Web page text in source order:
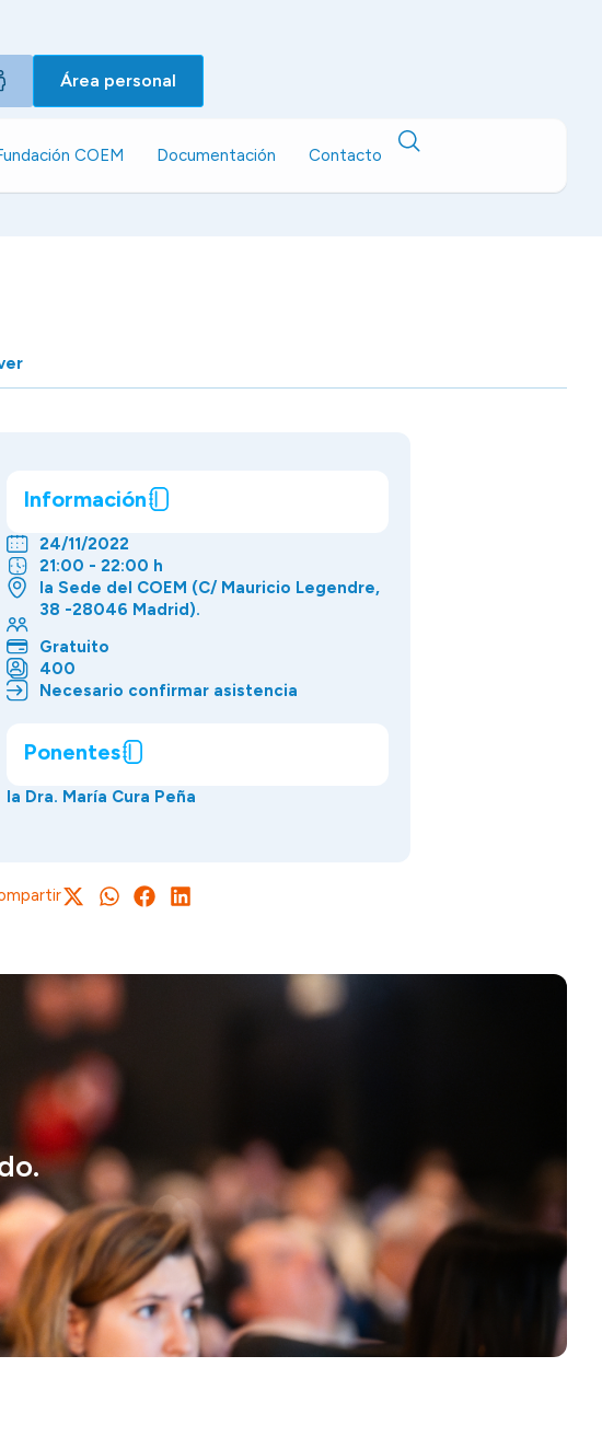
Área personal
COEM Documentación Contacto
Información
24/11/2022
21:00 - 22:00 h
la Sede del COEM (C/ Mauricio Legendre,
38 -28046 Madrid).
Gratuito
400
Necesario confirmar asistencia
Ponentes
la Dra. María Cura Peña